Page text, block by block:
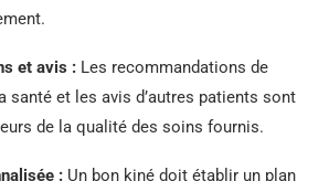
et avis : Les recommandations de
santé et les avis d’autres patients sont
de la qualité des soins fournis.
: Un bon kiné doit établir un plan